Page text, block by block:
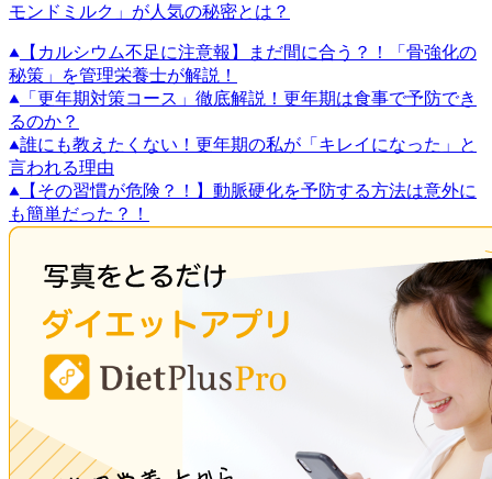
モンドミルク」が人気の秘密とは？
【カルシウム不足に注意報】まだ間に合う？！「骨強化の
秘策」を管理栄養士が解説！
「更年期対策コース」徹底解説！更年期は食事で予防でき
るのか？
誰にも教えたくない！更年期の私が「キレイになった」と
言われる理由
【その習慣が危険？！】動脈硬化を予防する方法は意外に
も簡単だった？！